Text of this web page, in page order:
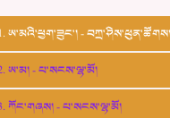
ཨ་མའི་ཕྱག་ཟུང་། - བཀྲ་ཤིས་ཕུན་ཚོགས།
ཨ་མ། - པ་སངས་ལྷ་མོ།
ཀོང་གཞས། - པ་སངས་ལྷ་མོ།